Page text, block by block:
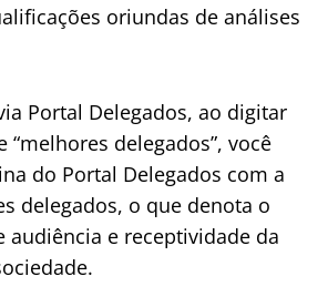
oriundas de análises
Portal Delegados, ao digitar
“melhores delegados”, você
do Portal Delegados com a
delegados, o que denota o
audiência e receptividade da